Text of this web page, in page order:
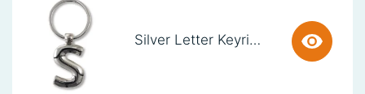
Silver Letter Keyring - S (set van 3)